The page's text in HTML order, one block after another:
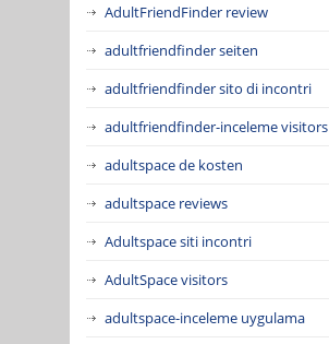
AdultFriendFinder review
adultfriendfinder seiten
adultfriendfinder sito di incontri
adultfriendfinder-inceleme visitors
adultspace de kosten
adultspace reviews
Adultspace siti incontri
AdultSpace visitors
adultspace-inceleme uygulama